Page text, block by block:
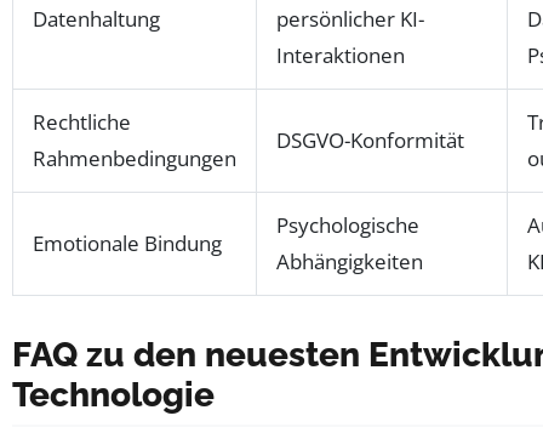
Datenhaltung
persönlicher KI-
Interaktionen
Rechtliche
Rahmenbedingungen
DSGVO-Konformität
Emotionale Bindung
Psychologische
Abhängigkeiten
FAQ zu den neuesten
Technologie